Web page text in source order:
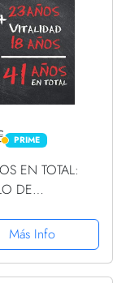
PRIME
PRIME
EN TOTAL:
DE
Y DIVERTIDO
Y MUJER
Día
Más Info